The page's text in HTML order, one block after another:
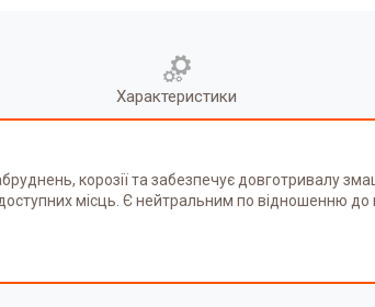
Характеристики
корозії та забезпечує довготривалу
місць. Є нейтральним по відношенню